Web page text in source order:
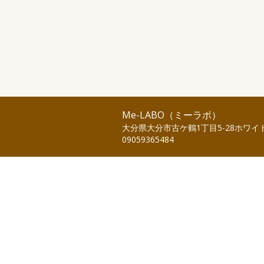
Me-LABO（ミーラボ）
大分県大分市古ケ鶴1丁目5-28ホワイ
09059365484